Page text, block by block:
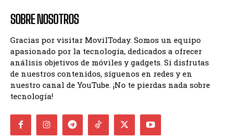
SOBRE NOSOTROS
Gracias por visitar MovilToday. Somos un equipo
apasionado por la tecnología, dedicados a ofrecer
análisis objetivos de móviles y gadgets. Si disfrutas
de nuestros contenidos, síguenos en redes y en
nuestro canal de YouTube. ¡No te pierdas nada sobre
tecnología!